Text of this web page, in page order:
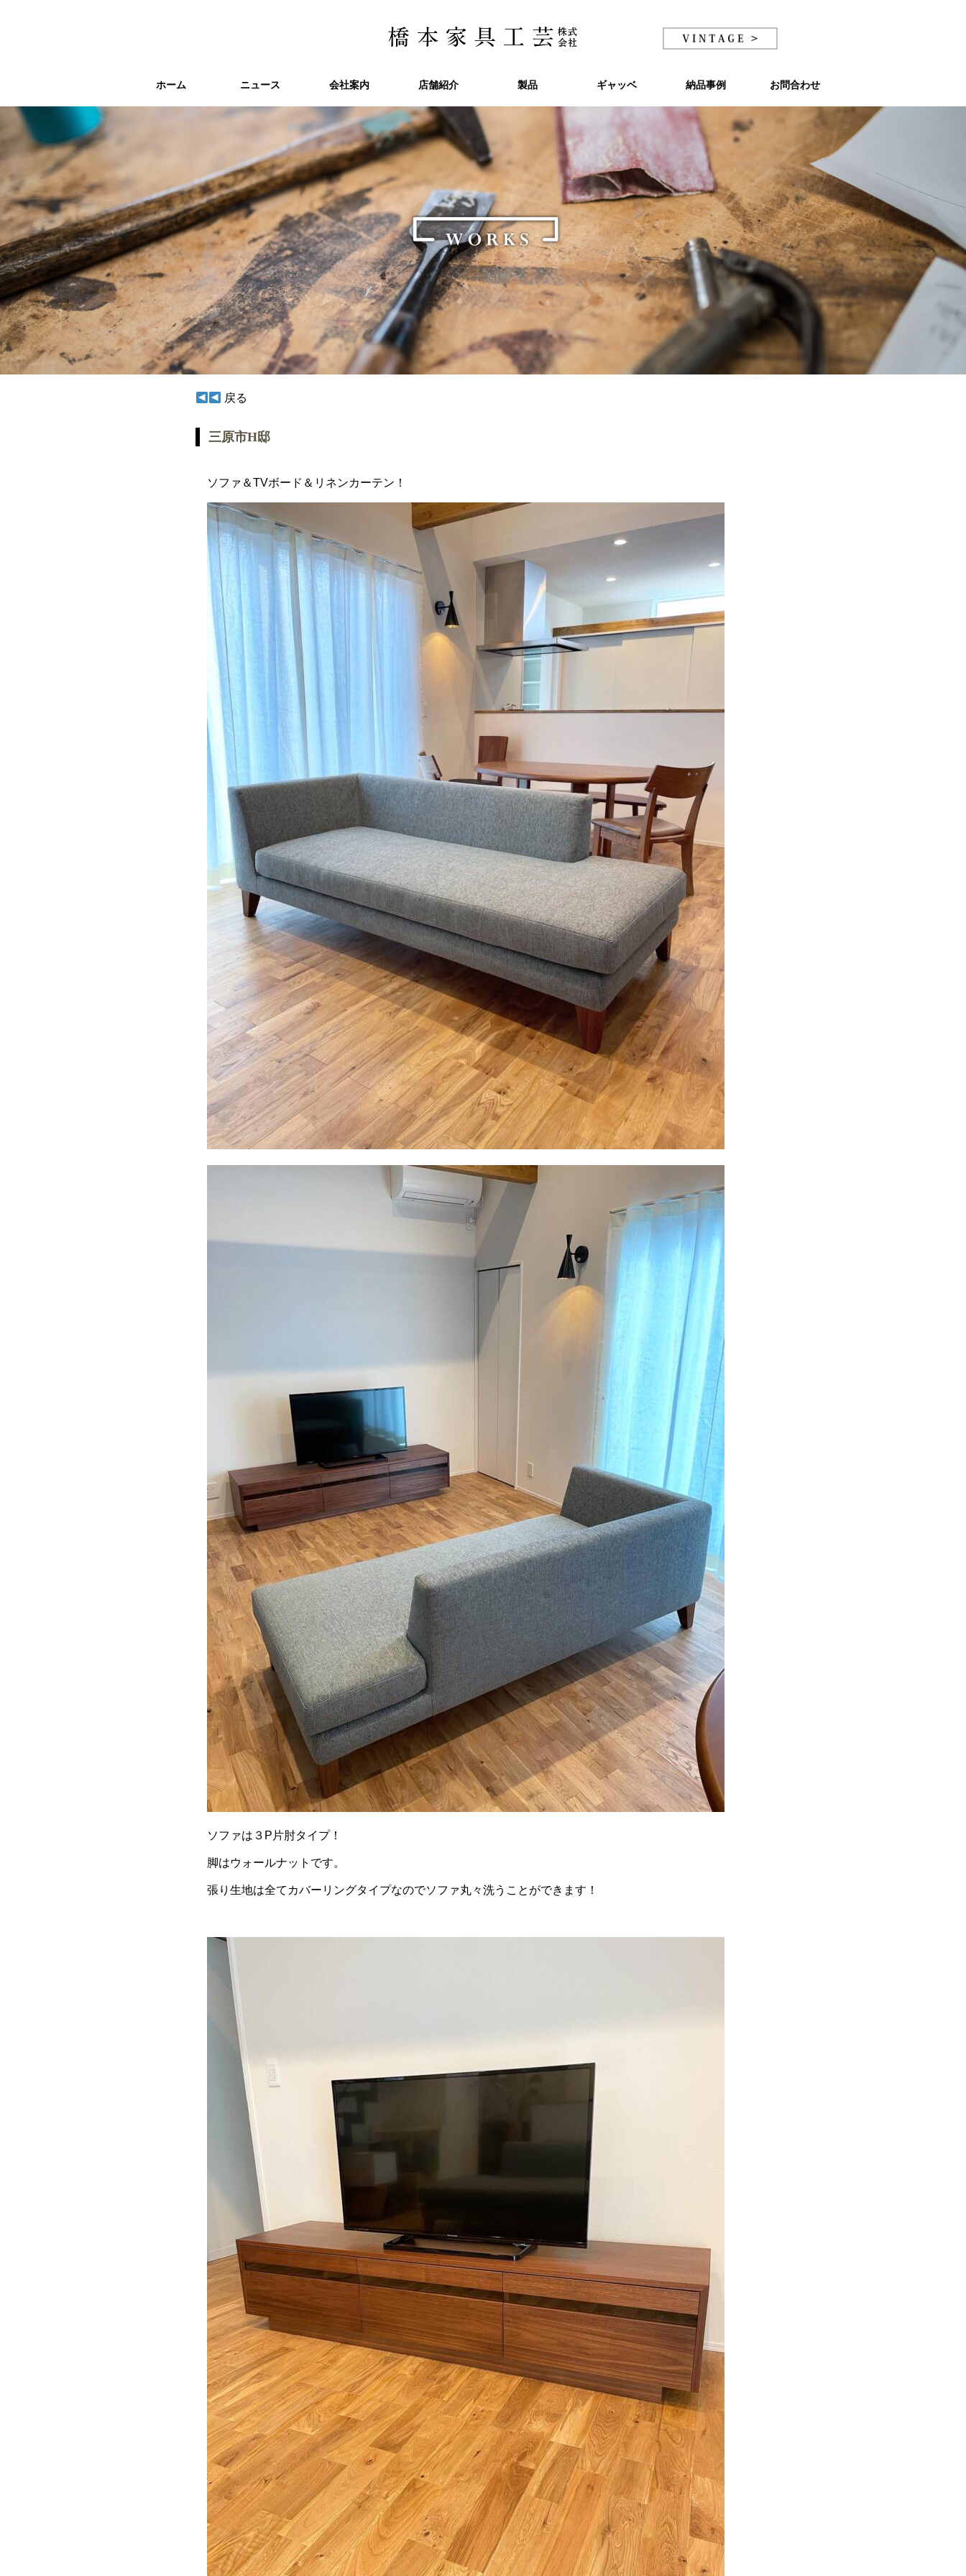
ホーム ニュース 会社案内 店舗紹介 製品 ギャッベ 納品事例 お問合わせ
ホーム ニュース 会社案内 店舗紹介 製品 ギャッベ 納品事例 お問合わせ
戻る
三原市H邸
ソファ＆TVボード＆リネンカーテン！
ソファは３P片肘タイプ！
脚はウォールナットです。
張り生地は全てカバーリングタイプなのでソファ丸々洗うことができます！